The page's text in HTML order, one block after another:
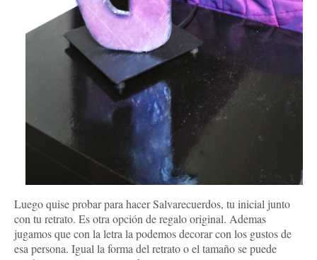
Luego quise probar para hacer Salvarecuerdos, tu inicial junto
con tu retrato. Es otra opción de regalo original. Ademas
jugamos que con la letra la podemos decorar con los gustos de
esa persona. Igual la forma del retrato o el tamaño se puede